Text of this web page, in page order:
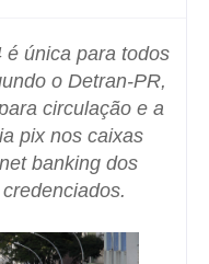
é única para todos
o Detran-PR,
circulação e a
pix nos caixas
banking dos